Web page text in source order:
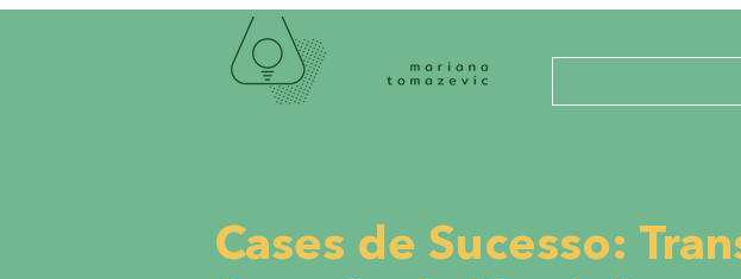
Cases de Sucesso: